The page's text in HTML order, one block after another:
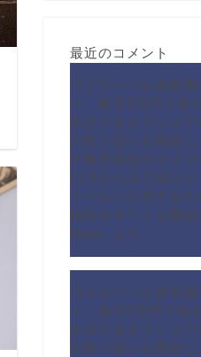
最近のコメント
【グローバル資産
ィ 毎月5万円で安
み立てるオフショ
の取り扱いを開始し
ア教育移住のマイ
11月からお子様の
クールに入学する
移住サポートを開
News より
【グローバル資産
ィ 毎月5万円で安
み立てるオフショ
の取り扱いを開始し